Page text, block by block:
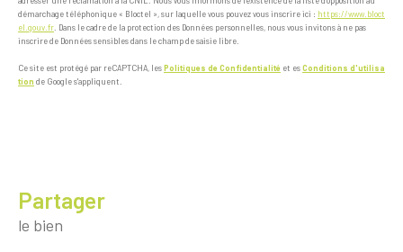
démarchage téléphonique « Bloctel », sur laquelle vous pouvez vous inscrire ici : https://www.bloct
el.gouv.fr . Dans le cadre de la protection des Données personnelles, nous vous invitons à ne pas
inscrire de Données sensibles dans le champ de saisie libre.
Ce site est protégé par reCAPTCHA, lesPolitiques de Confidentialité et esConditions d'utilisa
tion de Google s'appliquent.
partager
le bien